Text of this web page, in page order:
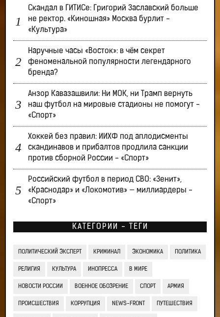
Скандал в ГИТИСе: Григорий Заславский больше
не ректор. «Киношная» Москва бурлит -
«Культура»
Наручные часы «Восток»: в чём секрет
феноменальной популярности легендарного
бренда?
Анзор Кавазашвили: Ни МОК, ни Трамп вернуть
наш футбол на мировые стадионы не помогут -
«Спорт»
Хоккей без правил: ИИХФ под аплодисменты
скандинавов и прибалтов продлила санкции
против сборной России - «Спорт»
Российский футбол в период СВО: «Зенит»,
«Краснодар» и «Локомотив» — миллиардеры -
«Спорт»
КАТЕГОРИИ - ТЕГИ
ПОЛИТИЧЕСКИЙ ЭКСПЕРТ КРИМИНАЛ ЭКОНОМИКА ПОЛИТИКА
РЕЛИГИЯ КУЛЬТУРА ИНОПРЕССА В МИРЕ
НОВОСТИ РОССИИ ВОЕННОЕ ОБОЗРЕНИЕ СПОРТ АРМИЯ
ПРОИСШЕСТВИЯ КОРРУПЦИЯ NEWS-FRONT ПУТЕШЕСТВИЯ